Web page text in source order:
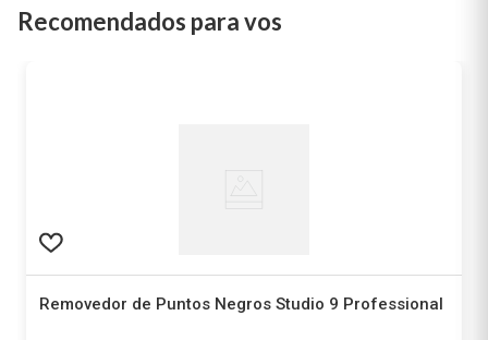
Recomendados para vos
Removedor de Puntos Negros Studio 9 Professional